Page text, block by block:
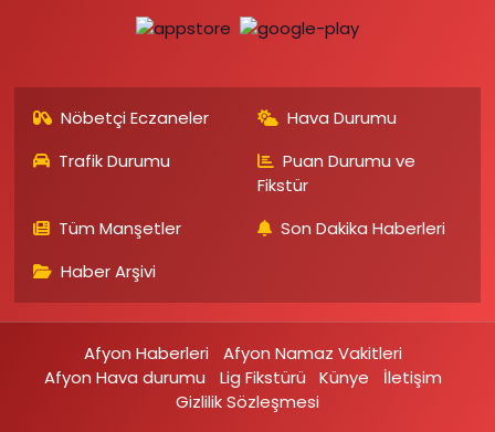
Nöbetçi Eczaneler
Hava Durumu
Trafik Durumu
Puan Durumu ve
Fikstür
Tüm Manşetler
Son Dakika Haberleri
Haber Arşivi
Afyon Haberleri
Afyon Namaz Vakitleri
Afyon Hava durumu
Lig Fikstürü Künye
İletişim
Gizlilik Sözleşmesi